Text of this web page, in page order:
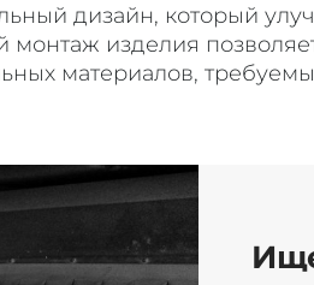
дизайн, который
изделия
материалов,